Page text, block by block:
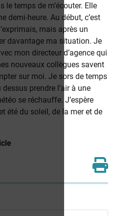
le temps de m’écouter. Elle
demi-heure. Au début, c’est
mais après un
davantage ma situation. Je
mon directeur d’agence qui
nouveaux collègues savent
sur moi. Je sors de temps
prendre l’air à une
se réchauffe. J’espère
été du soleil, de la mer et de